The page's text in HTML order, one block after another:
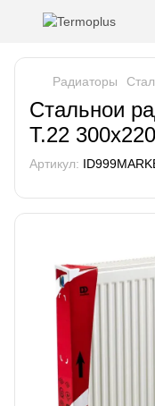
Pадиаторы
Стальнои
T.22
Артикул: